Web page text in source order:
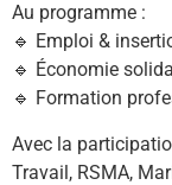
Au programme :
🔹 Emploi &
🔹 Économie
🔹 Formation
Avec la
Travail, RSMA,